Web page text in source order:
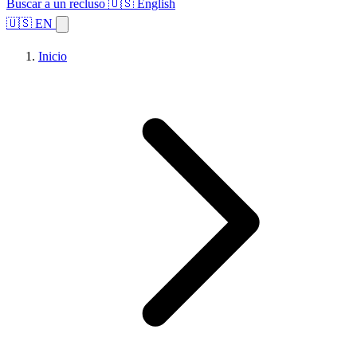
Buscar a un recluso 🇺🇸 English
🇺🇸 EN
Inicio